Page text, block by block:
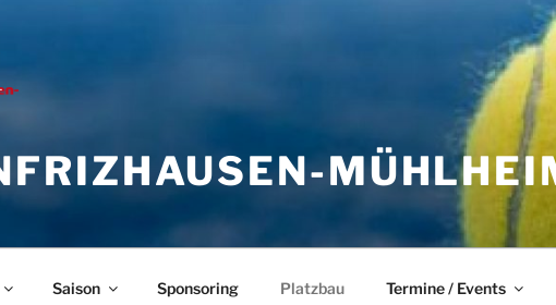
Saison Sponsoring Platzbau Termine / Events